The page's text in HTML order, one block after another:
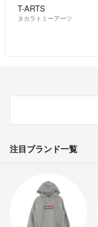
T-ARTS
タカラトミーアーツ
注目ブランド一覧